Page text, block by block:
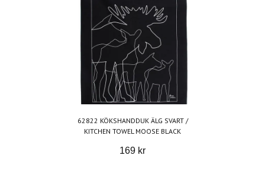
62822 KÖKSHANDDUK ÄLG SVART /
KITCHEN TOWEL MOOSE BLACK
169 kr